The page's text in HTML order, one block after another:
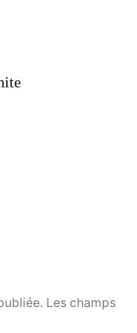
Les champs